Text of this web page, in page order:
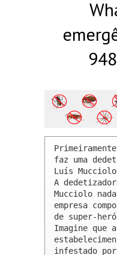
faz uma
Luís
A
Mucciolo
empresa
de super-
Imagine que
infestado